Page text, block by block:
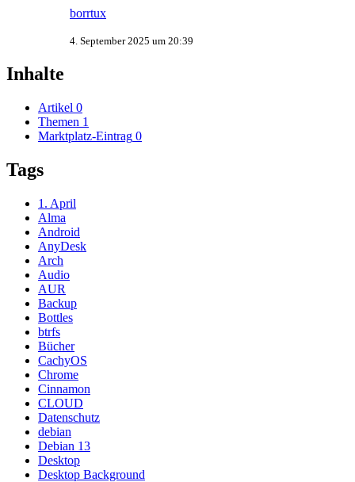
borrtux
4. September 2025 um 20:39
Inhalte
Artikel 0
Themen 1
Marktplatz-Eintrag 0
Tags
1. April
Alma
Android
AnyDesk
Arch
Audio
AUR
Backup
Bottles
btrfs
Bücher
CachyOS
Chrome
Cinnamon
CLOUD
Datenschutz
debian
Debian 13
Desktop
Desktop Background